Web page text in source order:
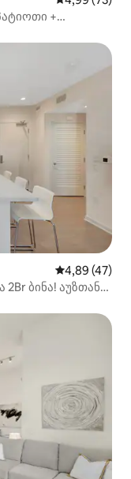
+
საშუალო
4,89 (47)
ბინა! აუზთან